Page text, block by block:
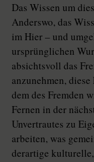
Das Wissen um
Anderswo, das
im Hier – und
ursprünglichen
absichtsvoll das
anzunehmen,
dem des Fremden
Fernen in der
Unvertrautes zu
arbeiten, was
derartige